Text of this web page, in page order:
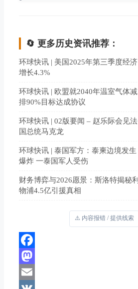
🔄 更多历史资讯推荐：
环球快讯 | 美国2025年第三季度经济
增长4.3%
环球快讯 | 欧盟就2040年温室气体减
排90%目标达成协议
环球快讯 | 02版要闻 – 赵乐际会见法
国总统马克龙
环球快讯 | 泰国军方：泰柬边境发生
爆炸 一泰国军人受伤
财务博弈与2026愿景：斯洛特揭秘利
物浦4.5亿引援真相
⚠️ 内容报错 / 提供线索
Facebook
Mastodon